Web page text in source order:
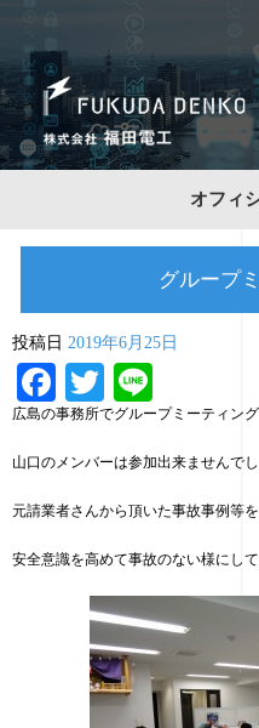
オフィ
グループ
投稿日 2019年6月25日
Facebook
Twitter
広島の事務所でグループミーティング
山口のメンバーは参加出来ませんで
元請業者さんから頂いた事故事例等を
安全意識を高めて事故のない様にして